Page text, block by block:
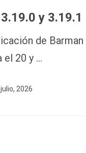
y 3.19.1
de
el 20 y …
2026